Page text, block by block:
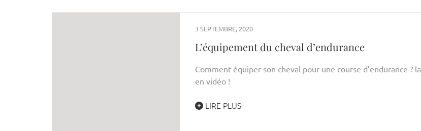
3 SEPTEMBRE, 2020
L’équipement du cheval d’endurance
Comment équiper son cheval pour une course d’endurance ?
en vidéo !
LIRE PLUS